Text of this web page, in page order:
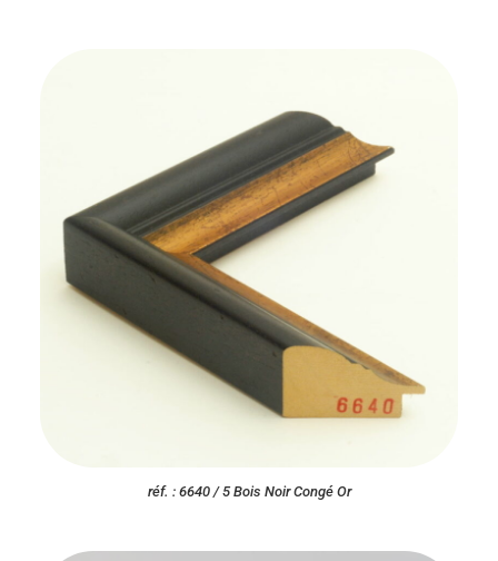
réf. : 6640 / 5 Bois Noir Congé Or